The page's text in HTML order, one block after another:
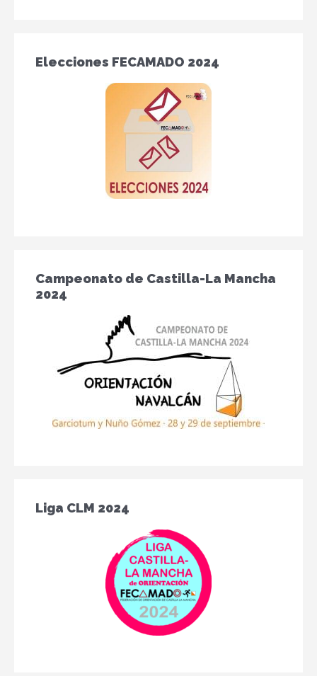
Elecciones FECAMADO 2024
Campeonato de Castilla-La Mancha
2024
Liga CLM 2024